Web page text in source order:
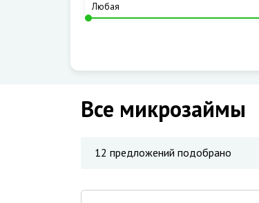
Все микрозаймы
12 предложений подобрано